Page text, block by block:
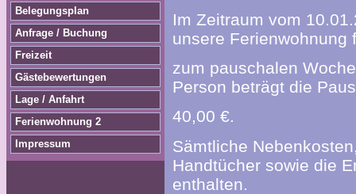
Belegungsplan
Anfrage / Buchung
Freizeit
Gästebewertungen
Lage / Anfahrt
Ferienwohnung 2
Impressum
Im Zeitraum vom
unsere Ferienwohnung
zum pauschalen
Person beträgt die
40,00 €.
Sämtliche
Handtücher sowie die
enthalten.